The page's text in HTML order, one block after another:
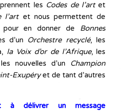
les Codes de l’artet
l’art et nous permettent de
en donner de Bonnes
d’un Orchestre recyclé, les
la Voix d’or de l’Afrique, les
nouvelles d’un Champion
Exupéryet de tant d’autres
à délivrer un message